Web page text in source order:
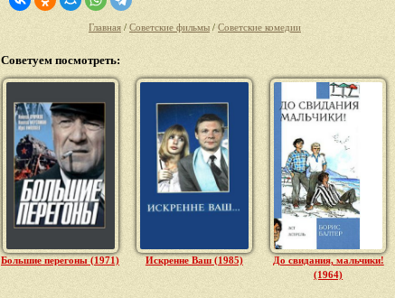
Главная / Советские фильмы / Советские комедии
Советуем посмотреть:
Большие перегоны (1971) Искренне Ваш (1985)
До свидания, мальчики!
(1964)